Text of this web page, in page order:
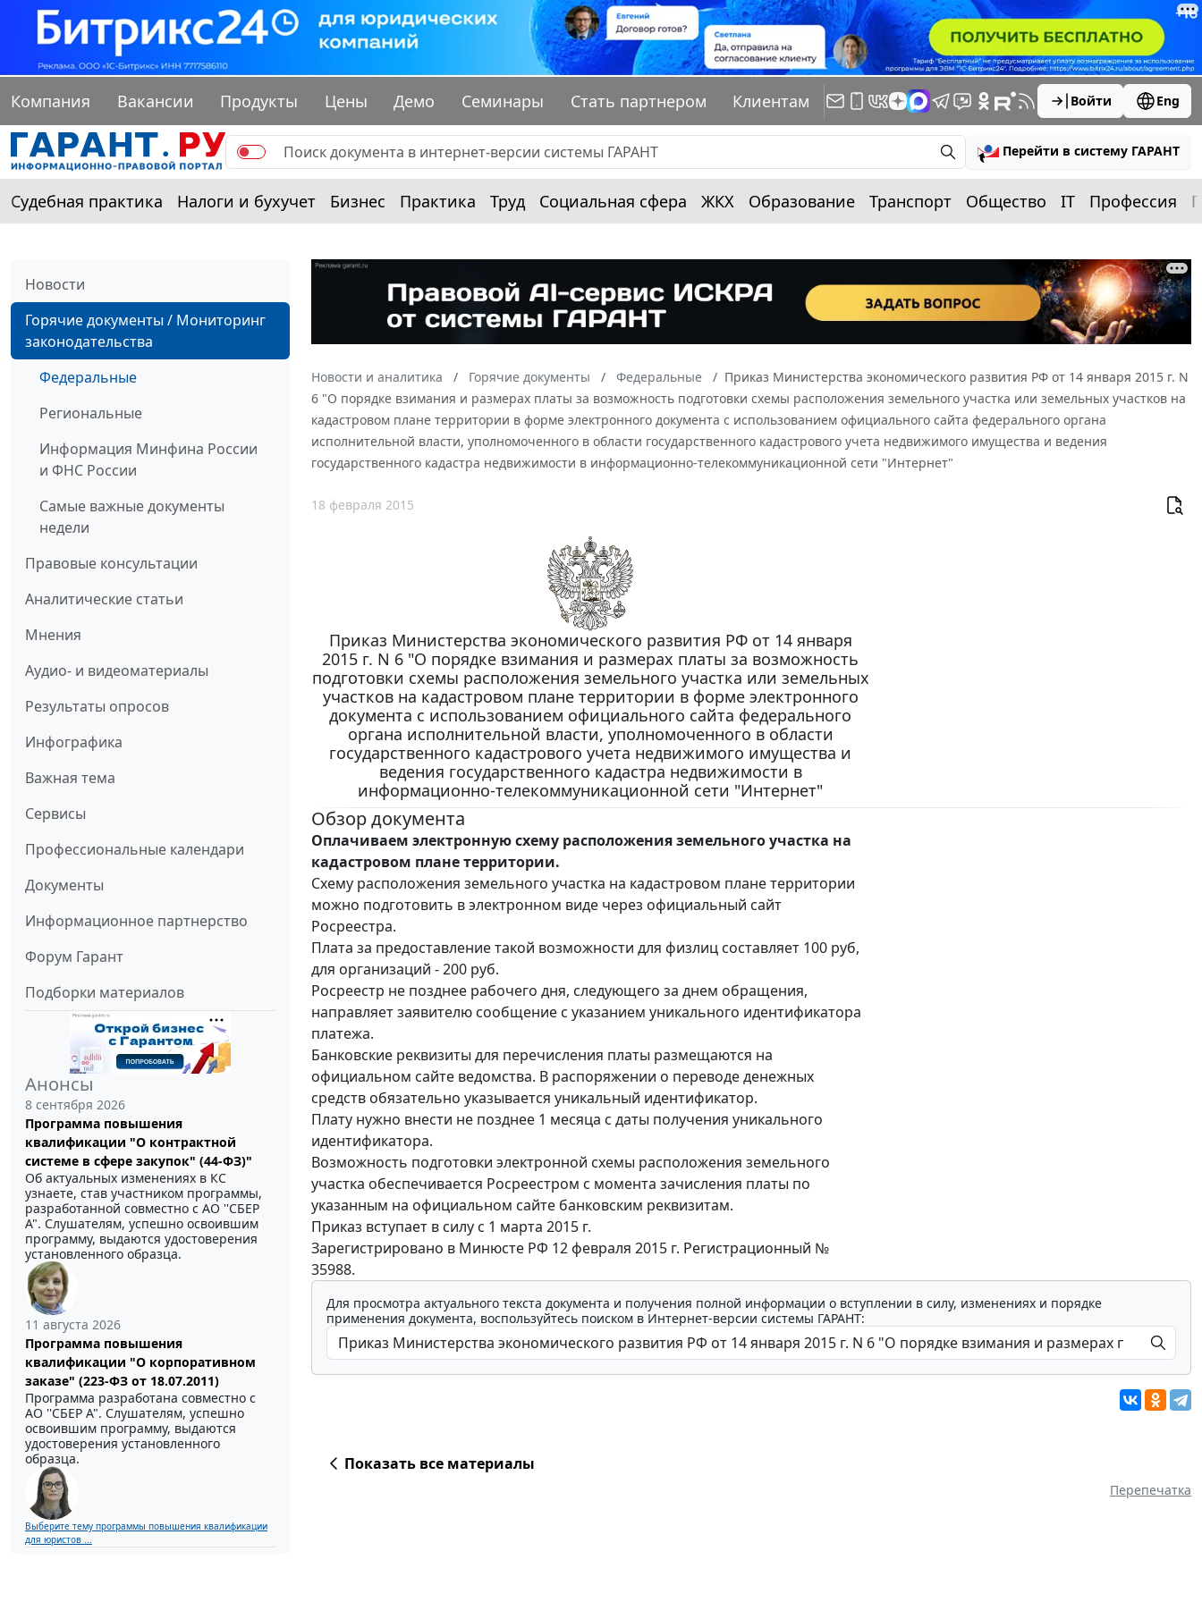
Компания Вакансии Продукты Цены Демо Семинары Стать партнером Клиентам Войти Eng
Перейти в систему ГАРАНТ
Судебная практика Налоги и бухучет Бизнес Практика Труд Социальная сфера ЖКХ Образование Транспорт Общество IT Профессия
Новости
Горячие документы / Мониторинг
законодательства
Федеральные
Региональные
Информация Минфина России
и ФНС России
Самые важные документы
недели
Правовые консультации
Аналитические статьи
Мнения
Аудио- и видеоматериалы
Результаты опросов
Инфографика
Важная тема
Сервисы
Профессиональные календари
Документы
Информационное партнерство
Форум Гарант
Подборки материалов
Анонсы
8 сентября 2026
Программа повышения
квалификации "О контрактной
системе в сфере закупок" (44-ФЗ)"
Об актуальных изменениях в КС
узнаете, став участником программы,
разработанной совместно с АО ''СБЕР
А". Слушателям, успешно освоившим
программу, выдаются удостоверения
установленного образца.
11 августа 2026
Программа повышения
квалификации "О корпоративном
заказе" (223-ФЗ от 18.07.2011)
Программа разработана совместно с
АО ''СБЕР А". Слушателям, успешно
освоившим программу, выдаются
удостоверения установленного
образца.
Выберите тему программы повышения квалификации
для юристов ...
Новости и аналитика Горячие документы Федеральные
Приказ Министерства экономического развития РФ от 14 января 2015 г. N
6 "О порядке взимания и размерах платы за возможность подготовки схемы расположения земельного участка или земельных участков на
кадастровом плане территории в форме электронного документа с использованием официального сайта федерального органа
исполнительной власти, уполномоченного в области государственного кадастрового учета недвижимого имущества и ведения
государственного кадастра недвижимости в информационно-телекоммуникационной сети "Интернет"
18 февраля 2015
Приказ Министерства экономического развития РФ от 14 января
2015 г. N 6 "О порядке взимания и размерах платы за возможность
подготовки схемы расположения земельного участка или земельных
участков на кадастровом плане территории в форме электронного
документа с использованием официального сайта федерального
органа исполнительной власти, уполномоченного в области
государственного кадастрового учета недвижимого имущества и
ведения государственного кадастра недвижимости в
информационно-телекоммуникационной сети "Интернет"
Обзор документа
Оплачиваем электронную схему расположения земельного участка на
кадастровом плане территории.
Схему расположения земельного участка на кадастровом плане территории
можно подготовить в электронном виде через официальный сайт
Росреестра.
Плата за предоставление такой возможности для физлиц составляет 100 руб,
для организаций - 200 руб.
Росреестр не позднее рабочего дня, следующего за днем обращения,
направляет заявителю сообщение с указанием уникального идентификатора
платежа.
Банковские реквизиты для перечисления платы размещаются на
официальном сайте ведомства. В распоряжении о переводе денежных
средств обязательно указывается уникальный идентификатор.
Плату нужно внести не позднее 1 месяца с даты получения уникального
идентификатора.
Возможность подготовки электронной схемы расположения земельного
участка обеспечивается Росреестром с момента зачисления платы по
указанным на официальном сайте банковским реквизитам.
Приказ вступает в силу с 1 марта 2015 г.
Зарегистрировано в Минюсте РФ 12 февраля 2015 г. Регистрационный №
35988.
Для просмотра актуального текста документа и получения полной информации о вступлении в силу, изменениях и порядке
применения документа, воспользуйтесь поиском в Интернет-версии системы ГАРАНТ:
Показать все материалы
Перепечатка